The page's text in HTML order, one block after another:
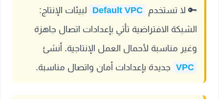
🔑 لا تستخدم Default VPC
لبيئات الإنتاج:
الشبكة الافتراضية تأتي بإعدادات اتصال جاهزة
وغير مناسبة لأحمال العمل الإنتاجية. أنشئ
VPC جديدة بإعدادات أمان واتصال مناسبة.